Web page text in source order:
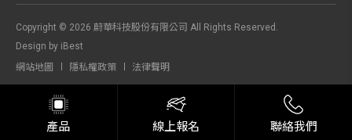
Copyright © 2026 蔚華科技股份有限公司 All Rights Reserved.
Design by iBest
網站地圖
隱私權政策 法律聲明
產品 線上報名 聯絡我們